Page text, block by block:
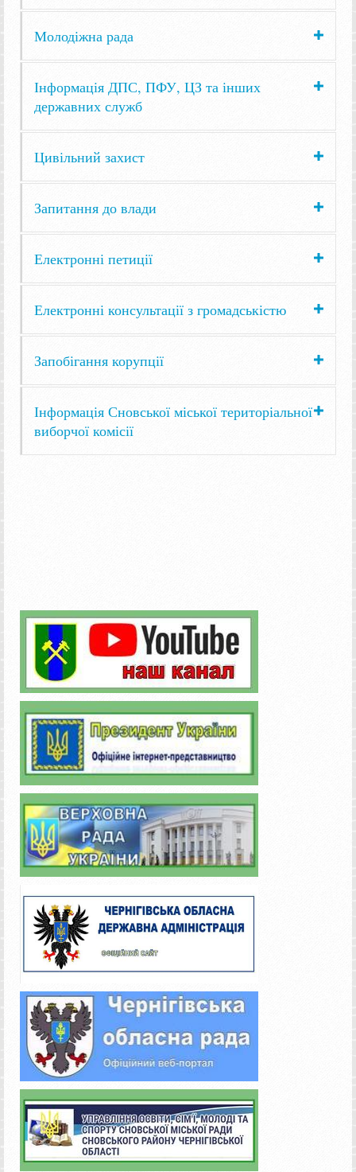
Молодіжна рада
Інформація ДПС, ПФУ, ЦЗ та інших
державних служб
Цивільний захист
Запитання до влади
Електронні петиції
Електронні консультації з громадськістю
Запобігання корупції
Інформація Сновської міської територіальної
виборчої комісії